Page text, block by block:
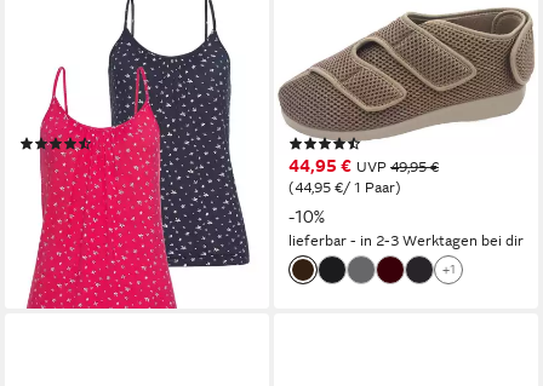
Spaghettitop mit dezentem
Druck (2er-Pack) aus
elastischem Viskose-Jersey,
sommerlich leicht
(463)
24,99 € 29,99 €
(12,50 €/ 1 Stk)
-17%
lieferbar - in 1-2 Werktagen bei dir
Ortomed Klettschuhe
Verbandschuhe Hausschuh
Orthopädischer
Rehabilitationsschuh
(53)
44,95 € UVP 49,95 €
(44,95 €/ 1 Paar)
-10%
lieferbar - in 2-3 Werktagen bei dir
+1